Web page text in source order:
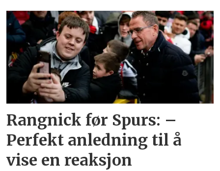
Rangnick før Spurs: –
Perfekt anledning til å
vise en reaksjon